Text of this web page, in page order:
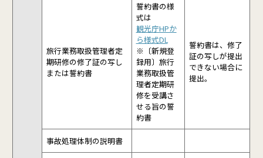
旅行業務取扱管理者定
期研修の修了証の写し
または誓約書
誓約書の様
式は
観光庁HPか
ら様式DL
※〔新規登
録用〕旅行
業務取扱管
理者定期研
修を受講さ
せる旨の誓
約書
誓約書は、修了
証の写しが提出
できない場合に
提出。
事故処理体制の説明書